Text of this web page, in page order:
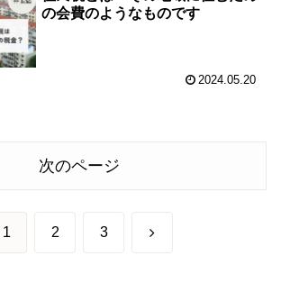
の会費のようなものです
2024.05.20
次のページ
1 2 3 次